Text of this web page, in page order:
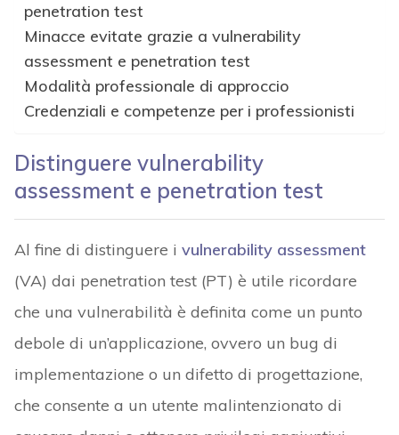
penetration test
Minacce evitate grazie a vulnerability
assessment e penetration test
Modalità professionale di approccio
Credenziali e competenze per i professionisti
Distinguere vulnerability
assessment e penetration test
Al fine di distinguere i vulnerability assessment
(VA) dai penetration test (PT) è utile ricordare
che una vulnerabilità è definita come un punto
debole di un’applicazione, ovvero un bug di
implementazione o un difetto di progettazione,
che consente a un utente malintenzionato di